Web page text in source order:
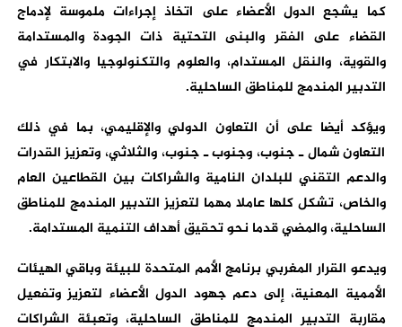
كما يشجع الدول الأعضاء على اتخاذ إجراءات ملموسة لإدماج
القضاء على الفقر والبنى التحتية ذات الجودة والمستدامة
والقوية، والنقل المستدام، والعلوم والتكنولوجيا والابتكار في
التدبير المندمج للمناطق الساحلية.
ويؤكد أيضا على أن التعاون الدولي والإقليمي، بما في ذلك
التعاون شمال ـ جنوب، وجنوب ـ جنوب، والثلاثي، وتعزيز القدرات
والدعم التقني للبلدان النامية والشراكات بين القطاعين العام
والخاص، تشكل كلها عاملا مهما لتعزيز التدبير المندمج للمناطق
الساحلية، والمضي قدما نحو تحقيق أهداف التنمية المستدامة.
ويدعو القرار المغربي برنامج الأمم المتحدة للبيئة وباقي الهيئات
الأممية المعنية، إلى دعم جهود الدول الأعضاء لتعزيز وتفعيل
مقاربة التدبير المندمج للمناطق الساحلية، وتعبئة الشراكات